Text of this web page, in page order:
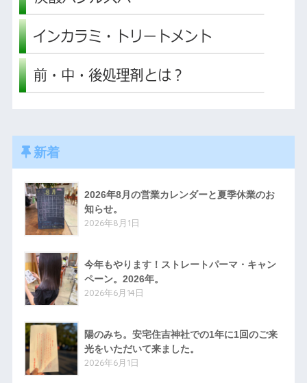
新着
2026年8月の営業カレンダーと夏季休業のお
知らせ。
2026年8月1日
今年もやります！ストレートパーマ・キャン
ペーン。2026年。
2026年6月14日
陽のみち。安宅住吉神社での1年に1回のご来
光をいただいて来ました。
2026年6月1日